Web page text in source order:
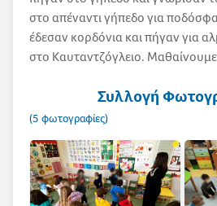
στο απέναντι γήπεδο για
έδεσαν κορδόνια και πήγαν για
στο Καυταντζόγλειο.
Συλλογή
(5 φωτογραφίες)